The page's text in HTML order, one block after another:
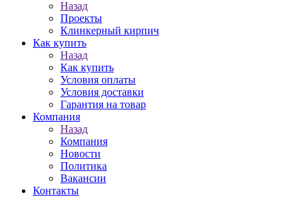
Назад
Проекты
Клинкерный кирпич
Как купить
Назад
Как купить
Условия оплаты
Условия доставки
Гарантия на товар
Компания
Назад
Компания
Новости
Политика
Вакансии
Контакты